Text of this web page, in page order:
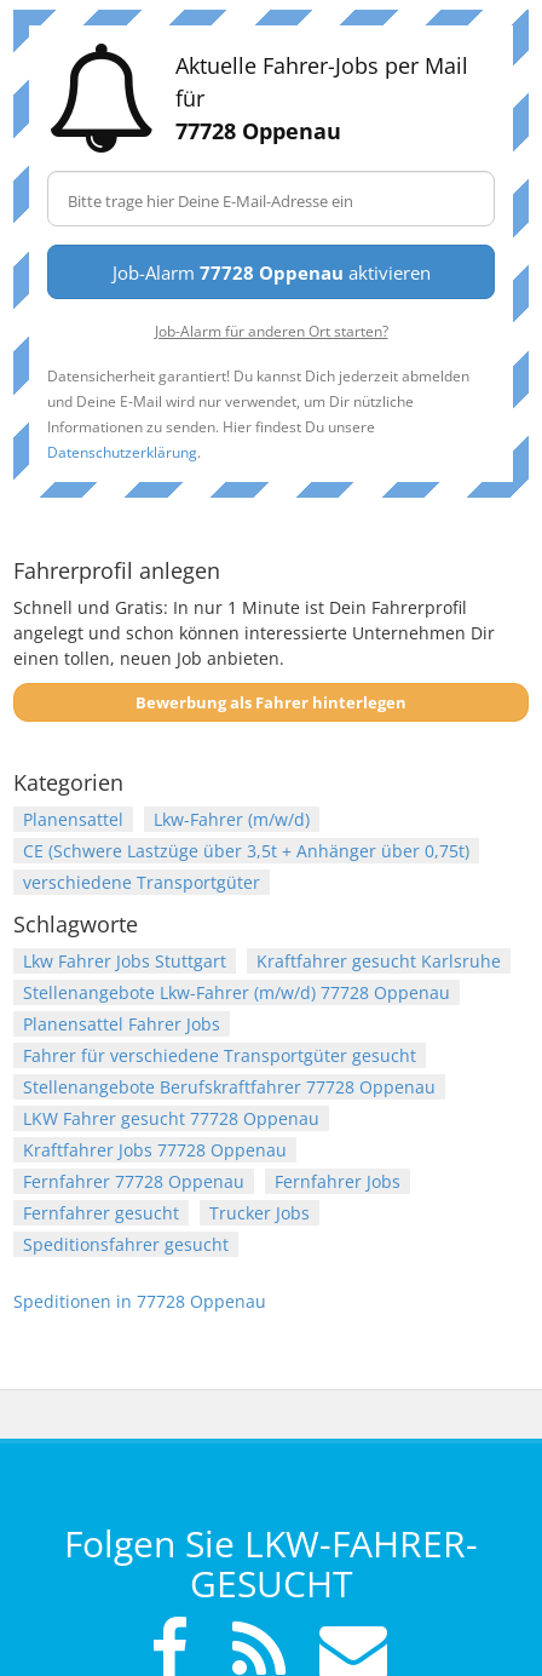
Aktuelle Fahrer-Jobs per Mail
für
77728 Oppenau
Job-Alarm 77728 Oppenau aktivieren
Job-Alarm für anderen Ort starten?
Datensicherheit garantiert! Du kannst Dich jederzeit abmelden
und Deine E-Mail wird nur verwendet, um Dir nützliche
Informationen zu senden. Hier findest Du unsere
Datenschutzerklärung.
Fahrerprofil anlegen
Schnell und Gratis: In nur 1 Minute ist Dein Fahrerprofil
angelegt und schon können interessierte Unternehmen Dir
einen tollen, neuen Job anbieten.
Bewerbung als Fahrer hinterlegen
Kategorien
Planensattel
Lkw-Fahrer (m/w/d)
CE (Schwere Lastzüge über 3,5t + Anhänger über 0,75t)
verschiedene Transportgüter
Schlagworte
Lkw Fahrer Jobs Stuttgart
Kraftfahrer gesucht Karlsruhe
Stellenangebote Lkw-Fahrer (m/w/d) 77728 Oppenau
Planensattel Fahrer Jobs
Fahrer für verschiedene Transportgüter gesucht
Stellenangebote Berufskraftfahrer 77728 Oppenau
LKW Fahrer gesucht 77728 Oppenau
Kraftfahrer Jobs 77728 Oppenau
Fernfahrer 77728 Oppenau
Fernfahrer Jobs
Fernfahrer gesucht
Trucker Jobs
Speditionsfahrer gesucht
Speditionen in 77728 Oppenau
Folgen Sie LKW-FAHRER-
GESUCHT